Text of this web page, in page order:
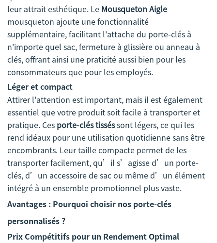
leur attrait esthétique. Le Mousqueton Aigle
mousqueton ajoute une fonctionnalité
supplémentaire, facilitant l'attache du porte-clés à
n'importe quel sac, fermeture à glissière ou anneau à
clés, offrant ainsi une praticité aussi bien pour les
consommateurs que pour les employés.
Léger et compact
Attirer l'attention est important, mais il est également
essentiel que votre produit soit facile à transporter et
pratique. Ces porte-clés tisséssont légers, ce qui les
rend idéaux pour une utilisation quotidienne sans être
encombrants. Leur taille compacte permet de les
transporter facilement, qu’il s’agisse d’un porte-
clés, d’un accessoire de sac ou même d’un élément
intégré à un ensemble promotionnel plus vaste.
Avantages : Pourquoi choisir nos porte-clés
personnalisés ?
Prix Compétitifs pour un Rendement Optimal